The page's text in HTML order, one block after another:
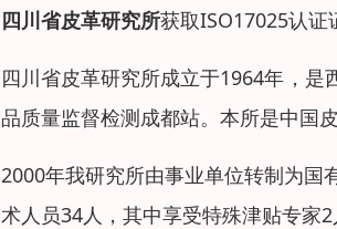
四川省皮革研究所获取ISO17025认证
四川省皮革研究所成立于1964年，是
品质量监督检测成都站。本所是中国
2000年我研究所由事业单位转制为国
术人员34人，其中享受特殊津贴专家